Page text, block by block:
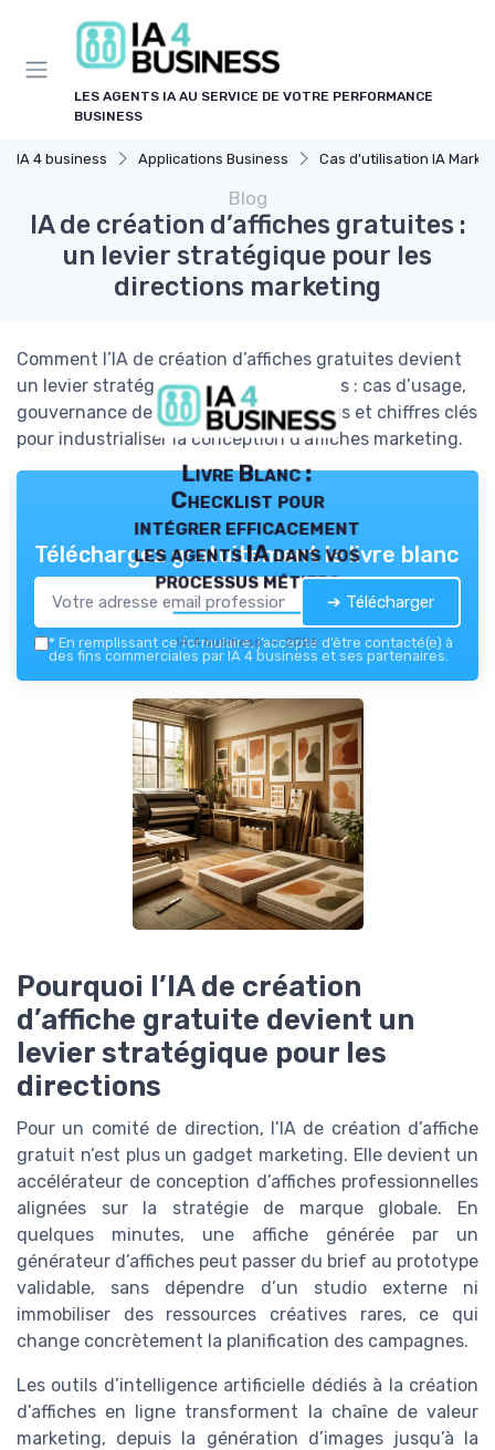
LES AGENTS IA AU SERVICE DE VOTRE PERFORMANCE
BUSINESS
IA 4 business Applications Business Cas d'utilisation IA
Blog
IA de création d’affiches gratuites :
un levier stratégique pour les
directions marketing
Comment l’IA de création d’affiches gratuites devient
un levier stratégique pour les directions : cas d’usage,
gouvernance de marque, ROI, processus et chiffres clés
pour industrialiser la conception d’affiches marketing.
Livre Blanc :
Checklist pour
intégrer efficacement
les agents IA dans vos
processus métiers
IA 4 business — 2026
Téléchargez gratuitement le livre blanc
➔ Télécharger
* En remplissant ce formulaire, j’accepte d’être contacté(e) à
des fins commerciales par IA 4 business et ses partenaires.
Pourquoi l’IA de création
d’affiche gratuite devient un
levier stratégique pour les
directions
Pour un comité de direction, l’IA de création d’affiche
gratuit n’est plus un gadget marketing. Elle devient un
accélérateur de conception d’affiches professionnelles
alignées sur la stratégie de marque globale. En
quelques minutes, une affiche générée par un
générateur d’affiches peut passer du brief au prototype
validable, sans dépendre d’un studio externe ni
immobiliser des ressources créatives rares, ce qui
change concrètement la planification des campagnes.
Les outils d’intelligence artificielle dédiés à la création
d’affiches en ligne transforment la chaîne de valeur
marketing, depuis la génération d’images jusqu’à la